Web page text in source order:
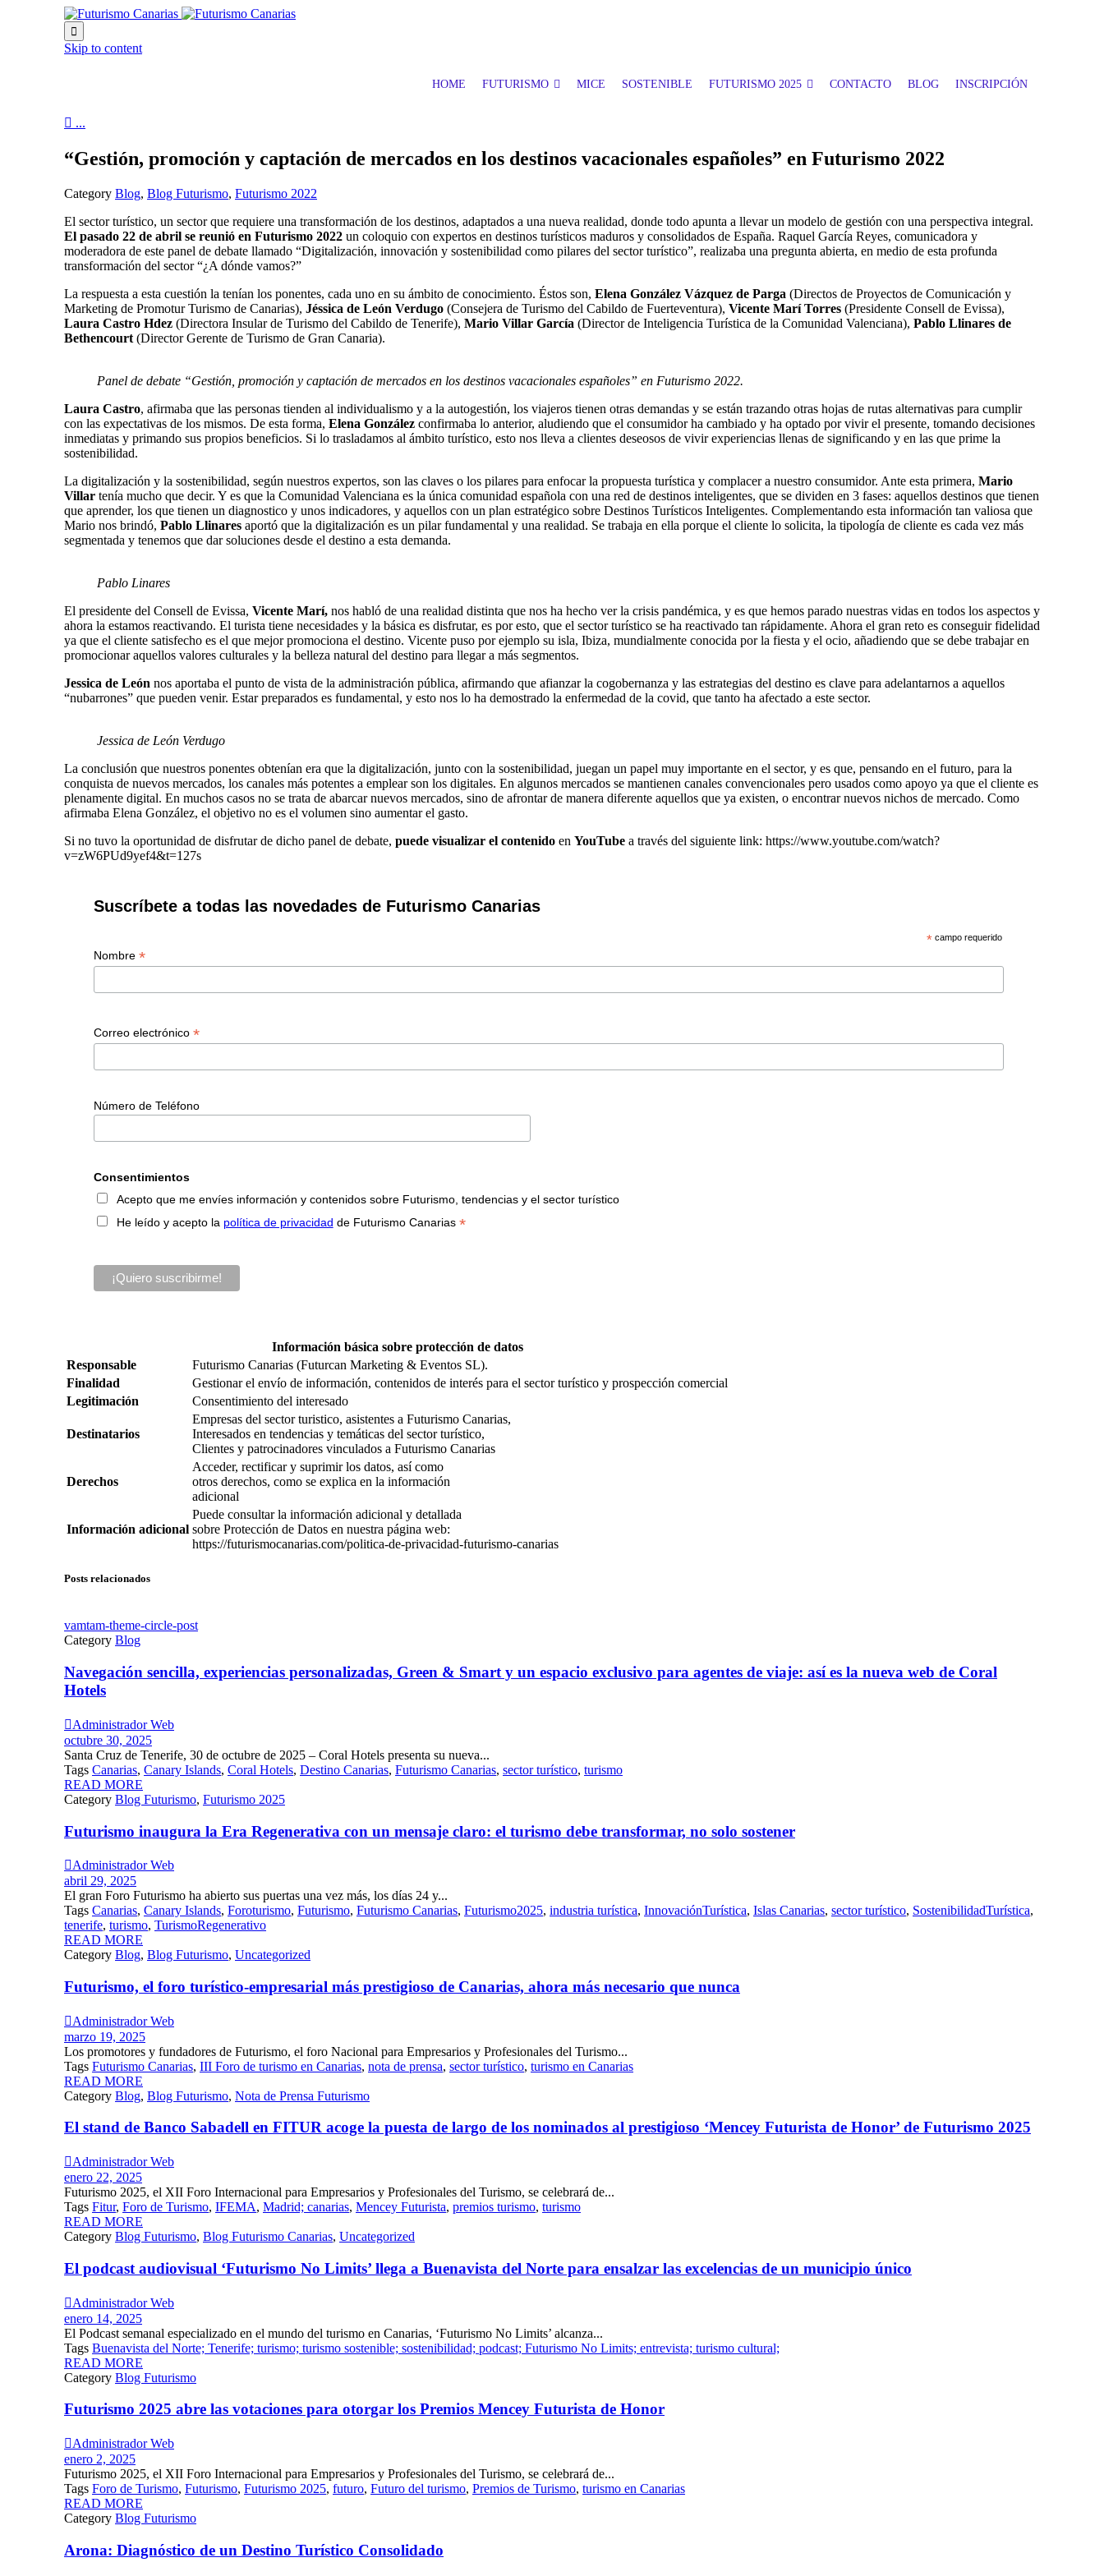

Skip to content
HOME FUTURISMO MICE SOSTENIBLE FUTURISMO 2025 CONTACTO BLOG INSCRIPCIÓN
 ...
“Gestión, promoción y captación de mercados en los destinos vacacionales españoles” en Futurismo 2022
Category Blog, Blog Futurismo, Futurismo 2022
El sector turístico, un sector que requiere una transformación de los destinos, adaptados a una nueva realidad, donde todo apunta a llevar un modelo de gestión con una perspectiva integral.
El pasado 22 de abril se reunió en Futurismo 2022 un coloquio con expertos en destinos turísticos maduros y consolidados de España. Raquel García Reyes, comunicadora y
moderadora de este panel de debate llamado “Digitalización, innovación y sostenibilidad como pilares del sector turístico”, realizaba una pregunta abierta, en medio de esta profunda
transformación del sector “¿A dónde vamos?”
La respuesta a esta cuestión la tenían los ponentes, cada uno en su ámbito de conocimiento. Éstos son, Elena González Vázquez de Parga (Directos de Proyectos de Comunicación y
Marketing de Promotur Turismo de Canarias), Jéssica de León Verdugo (Consejera de Turismo del Cabildo de Fuerteventura), Vicente Marí Torres (Presidente Consell de Evissa),
Laura Castro Hdez (Directora Insular de Turismo del Cabildo de Tenerife), Mario Villar García (Director de Inteligencia Turística de la Comunidad Valenciana), Pablo Llinares de
Bethencourt (Director Gerente de Turismo de Gran Canaria).
Panel de debate “Gestión, promoción y captación de mercados en los destinos vacacionales españoles” en Futurismo 2022.
Laura Castro, afirmaba que las personas tienden al individualismo y a la autogestión, los viajeros tienen otras demandas y se están trazando otras hojas de rutas alternativas para cumplir
con las expectativas de los mismos. De esta forma, Elena González confirmaba lo anterior, aludiendo que el consumidor ha cambiado y ha optado por vivir el presente, tomando decisiones
inmediatas y primando sus propios beneficios. Si lo trasladamos al ámbito turístico, esto nos lleva a clientes deseosos de vivir experiencias llenas de significando y en las que prime la
sostenibilidad.
La digitalización y la sostenibilidad, según nuestros expertos, son las claves o los pilares para enfocar la propuesta turística y complacer a nuestro consumidor. Ante esta primera, Mario
Villar tenía mucho que decir. Y es que la Comunidad Valenciana es la única comunidad española con una red de destinos inteligentes, que se dividen en 3 fases: aquellos destinos que tienen
que aprender, los que tienen un diagnostico y unos indicadores, y aquellos con un plan estratégico sobre Destinos Turísticos Inteligentes. Complementando esta información tan valiosa que
Mario nos brindó, Pablo Llinares aportó que la digitalización es un pilar fundamental y una realidad. Se trabaja en ella porque el cliente lo solicita, la tipología de cliente es cada vez más
segmentada y tenemos que dar soluciones desde el destino a esta demanda.
Pablo Linares
El presidente del Consell de Evissa, Vicente Marí, nos habló de una realidad distinta que nos ha hecho ver la crisis pandémica, y es que hemos parado nuestras vidas en todos los aspectos y
ahora la estamos reactivando. El turista tiene necesidades y la básica es disfrutar, es por esto, que el sector turístico se ha reactivado tan rápidamente. Ahora el gran reto es conseguir fidelidad
ya que el cliente satisfecho es el que mejor promociona el destino. Vicente puso por ejemplo su isla, Ibiza, mundialmente conocida por la fiesta y el ocio, añadiendo que se debe trabajar en
promocionar aquellos valores culturales y la belleza natural del destino para llegar a más segmentos.
Jessica de León nos aportaba el punto de vista de la administración pública, afirmando que afianzar la cogobernanza y las estrategias del destino es clave para adelantarnos a aquellos
“nubarrones” que pueden venir. Estar preparados es fundamental, y esto nos lo ha demostrado la enfermedad de la covid, que tanto ha afectado a este sector.
Jessica de León Verdugo
La conclusión que nuestros ponentes obtenían era que la digitalización, junto con la sostenibilidad, juegan un papel muy importante en el sector, y es que, pensando en el futuro, para la
conquista de nuevos mercados, los canales más potentes a emplear son los digitales. En algunos mercados se mantienen canales convencionales pero usados como apoyo ya que el cliente es
plenamente digital. En muchos casos no se trata de abarcar nuevos mercados, sino de afrontar de manera diferente aquellos que ya existen, o encontrar nuevos nichos de mercado. Como
afirmaba Elena González, el objetivo no es el volumen sino aumentar el gasto.
Si no tuvo la oportunidad de disfrutar de dicho panel de debate, puede visualizar el contenido en YouTube a través del siguiente link: https://www.youtube.com/watch?
v=zW6PUd9yef4&t=127s
Suscríbete a todas las novedades de Futurismo Canarias
*campo requerido
Nombre *
Correo electrónico *
Número de Teléfono
Consentimientos
Acepto que me envíes información y contenidos sobre Futurismo, tendencias y el sector turístico
He leído y acepto la política de privacidad de Futurismo Canarias *
Información básica sobre protección de datos
Responsable
Futurismo Canarias (Futurcan Marketing & Eventos SL).
Finalidad
Gestionar el envío de información, contenidos de interés para el sector turístico y prospección comercial
Legitimación
Consentimiento del interesado
Destinatarios
Empresas del sector turistico, asistentes a Futurismo Canarias,
Interesados en tendencias y temáticas del sector turístico,
Clientes y patrocinadores vinculados a Futurismo Canarias
Derechos
Acceder, rectificar y suprimir los datos, así como
otros derechos, como se explica en la información
adicional
Información adicional
Puede consultar la información adicional y detallada
sobre Protección de Datos en nuestra página web:
https://futurismocanarias.com/politica-de-privacidad-futurismo-canarias
Posts relacionados
vamtam-theme-circle-post
Category Blog
Navegación sencilla, experiencias personalizadas, Green & Smart y un espacio exclusivo para agentes de viaje: así es la nueva web de Coral
Hotels
Administrador Web
octubre 30, 2025
Santa Cruz de Tenerife, 30 de octubre de 2025 – Coral Hotels presenta su nueva...
Tags Canarias, Canary Islands, Coral Hotels, Destino Canarias, Futurismo Canarias, sector turístico, turismo
READ MORE
Category Blog Futurismo, Futurismo 2025
Futurismo inaugura la Era Regenerativa con un mensaje claro: el turismo debe transformar, no solo sostener
Administrador Web
abril 29, 2025
El gran Foro Futurismo ha abierto sus puertas una vez más, los días 24 y...
Tags Canarias, Canary Islands, Foroturismo, Futurismo, Futurismo Canarias, Futurismo2025, industria turística, InnovaciónTurística, Islas Canarias, sector turístico, SostenibilidadTurística,
tenerife, turismo, TurismoRegenerativo
READ MORE
Category Blog, Blog Futurismo, Uncategorized
Futurismo, el foro turístico-empresarial más prestigioso de Canarias, ahora más necesario que nunca
Administrador Web
marzo 19, 2025
Los promotores y fundadores de Futurismo, el foro Nacional para Empresarios y Profesionales del Turismo...
Tags Futurismo Canarias, III Foro de turismo en Canarias, nota de prensa, sector turístico, turismo en Canarias
READ MORE
Category Blog, Blog Futurismo, Nota de Prensa Futurismo
El stand de Banco Sabadell en FITUR acoge la puesta de largo de los nominados al prestigioso ‘Mencey Futurista de Honor’ de Futurismo 2025
Administrador Web
enero 22, 2025
Futurismo 2025, el XII Foro Internacional para Empresarios y Profesionales del Turismo, se celebrará de...
Tags Fitur, Foro de Turismo, IFEMA, Madrid; canarias, Mencey Futurista, premios turismo, turismo
READ MORE
Category Blog Futurismo, Blog Futurismo Canarias, Uncategorized
El podcast audiovisual ‘Futurismo No Limits’ llega a Buenavista del Norte para ensalzar las excelencias de un municipio único
Administrador Web
enero 14, 2025
El Podcast semanal especializado en el mundo del turismo en Canarias, ‘Futurismo No Limits’ alcanza...
Tags Buenavista del Norte; Tenerife; turismo; turismo sostenible; sostenibilidad; podcast; Futurismo No Limits; entrevista; turismo cultural;
READ MORE
Category Blog Futurismo
Futurismo 2025 abre las votaciones para otorgar los Premios Mencey Futurista de Honor
Administrador Web
enero 2, 2025
Futurismo 2025, el XII Foro Internacional para Empresarios y Profesionales del Turismo, se celebrará de...
Tags Foro de Turismo, Futurismo, Futurismo 2025, futuro, Futuro del turismo, Premios de Turismo, turismo en Canarias
READ MORE
Category Blog Futurismo
Arona: Diagnóstico de un Destino Turístico Consolidado